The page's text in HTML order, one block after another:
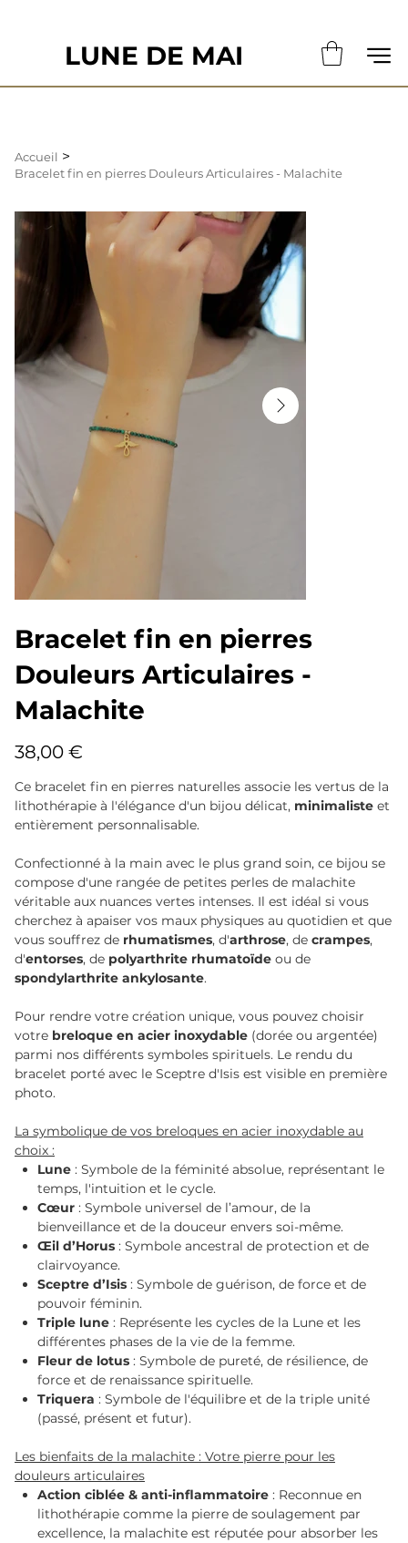
LUNE DE MAI
Accueil >
Bracelet fin en pierres Douleurs Articulaires - Malachite
Bracelet fin en pierres
Douleurs Articulaires -
Malachite
38,00 €
Ce bracelet fin en pierres naturelles associe les vertus de la
lithothérapie à l'élégance d'un bijou délicat, minimaliste et
entièrement personnalisable.
Confectionné à la main avec le plus grand soin, ce bijou se
compose d'une rangée de petites perles de malachite
véritable aux nuances vertes intenses. Il est idéal si vous
cherchez à apaiser vos maux physiques au quotidien et que
vous souffrez de rhumatismes, d'arthrose, de crampes,
d'entorses, de polyarthrite rhumatoïde ou de
spondylarthrite ankylosante.
Pour rendre votre création unique, vous pouvez choisir
votre breloque en acier inoxydable (dorée ou argentée)
parmi nos différents symboles spirituels. Le rendu du
bracelet porté avec le Sceptre d'Isis est visible en première
photo.
La symbolique de vos breloques en acier inoxydable au
choix :
Lune : Symbole de la féminité absolue, représentant le
temps, l'intuition et le cycle.
Cœur : Symbole universel de l’amour, de la
bienveillance et de la douceur envers soi-même.
Œil d’Horus : Symbole ancestral de protection et de
clairvoyance.
Sceptre d’Isis : Symbole de guérison, de force et de
pouvoir féminin.
Triple lune : Représente les cycles de la Lune et les
différentes phases de la vie de la femme.
Fleur de lotus : Symbole de pureté, de résilience, de
force et de renaissance spirituelle.
Triquera : Symbole de l'équilibre et de la triple unité
(passé, présent et futur).
Les bienfaits de la malachite : Votre pierre pour les
douleurs articulaires
Action ciblée & anti-inflammatoire : Reconnue en
lithothérapie comme la pierre de soulagement par
excellence, la malachite est réputée pour absorber les